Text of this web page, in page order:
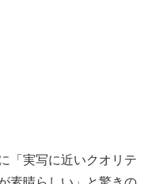
「実写に近いクオリテ